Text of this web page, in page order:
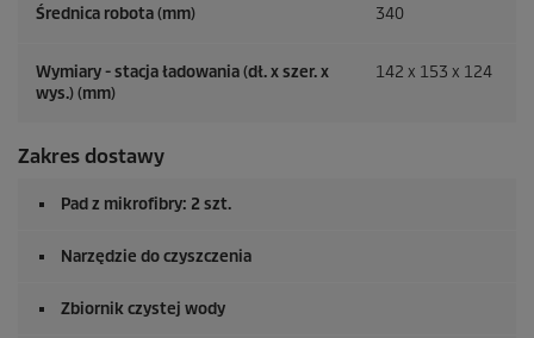
Średnica robota (mm) 340
Wymiary - stacja ładowania (dł. x szer. x
wys.) (mm)
142 x 153 x 124
Zakres dostawy
Pad z mikrofibry: 2 szt.
Narzędzie do czyszczenia
Zbiornik czystej wody